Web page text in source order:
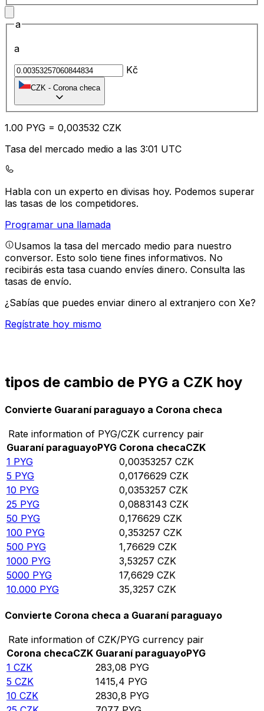
a
a
Kč
CZK - Corona checa
1.00 PYG = 0,003532 CZK
Tasa del mercado medio a las 3:01 UTC
Habla con un experto en divisas hoy. Podemos superar
las tasas de los competidores.
Programar una llamada
Usamos la tasa del mercado medio para nuestro
conversor. Esto solo tiene fines informativos. No
recibirás esta tasa cuando envíes dinero. Consulta las
tasas de envío.
¿Sabías que puedes enviar dinero al extranjero con Xe?
Regístrate hoy mismo
tipos de cambio de PYG a CZK hoy
Convierte Guaraní paraguayo a Corona checa
Rate information of PYG/CZK currency pair
Guaraní paraguayoPYG Corona checaCZK
1 PYG 0,00353257 CZK
5 PYG 0,0176629 CZK
10 PYG 0,0353257 CZK
25 PYG 0,0883143 CZK
50 PYG 0,176629 CZK
100 PYG 0,353257 CZK
500 PYG 1,76629 CZK
1000 PYG 3,53257 CZK
5000 PYG 17,6629 CZK
10.000 PYG 35,3257 CZK
Convierte Corona checa a Guaraní paraguayo
Rate information of CZK/PYG currency pair
Corona checaCZK Guaraní paraguayoPYG
1 CZK 283,08 PYG
5 CZK 1415,4 PYG
10 CZK 2830,8 PYG